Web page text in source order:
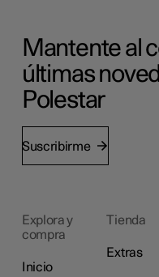
Mantente al
últimas
Polestar
Suscribirme
Explora y
compra
Inicio
Tienda
Extras